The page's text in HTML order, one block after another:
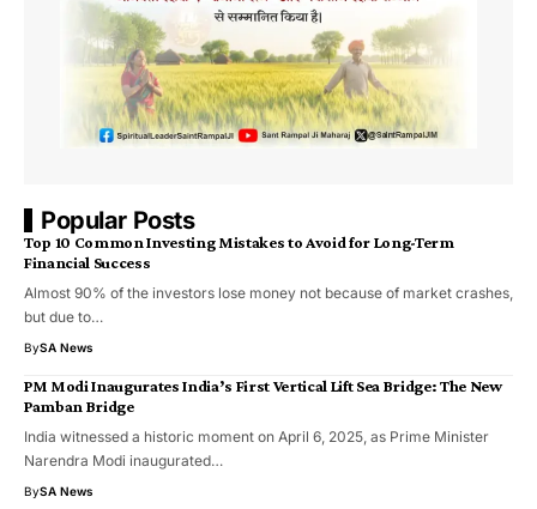
Popular Posts
Top 10 Common Investing Mistakes to Avoid for Long-Term
Financial Success
Almost 90% of the investors lose money not because of market crashes,
but due to…
BySA News
PM Modi Inaugurates India’s First Vertical Lift Sea Bridge: The New
Pamban Bridge
India witnessed a historic moment on April 6, 2025, as Prime Minister
Narendra Modi inaugurated…
BySA News